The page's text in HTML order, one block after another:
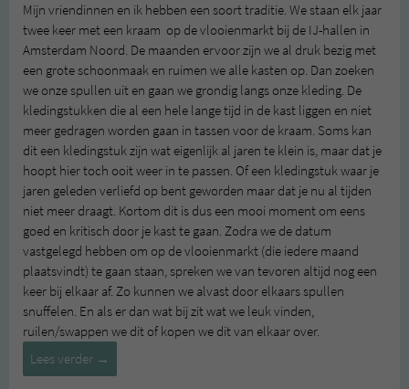
Mijn vriendinnen en ik hebben een soort traditie. We staan elk jaar
twee keer met een kraam op de vlooienmarkt bij de IJ-hallen in
Amsterdam Noord. De maanden ervoor zijn we al druk bezig met
een grote schoonmaak en ruimen we alle kasten op. Dan zoeken
we onze spullen uit en gaan we grondig langs onze kleding. De
kledingstukken die al een hele lange tijd in de kast liggen en niet
meer gedragen worden gaan in tassen voor de kraam. Soms kan
dit een kledingstuk zijn wat eigenlijk al jaren te klein is, maar dat je
hoopt hier toch ooit weer in te passen. Of een kledingstuk waar je
jaren geleden verliefd op bent geworden maar dat je nu al tijden
niet meer draagt. Kortom dit is dus een mooi moment om eens
goed en kritisch door je kast te gaan. Zodra we de datum
vastgelegd hebben om op de vlooienmarkt (die iedere maand
plaatsvindt) te gaan staan, spreken we van tevoren altijd nog een
keer bij elkaar af. Zo kunnen we alvast door elkaars spullen
snuffelen. En als er dan wat bij zit wat we leuk vinden,
ruilen/swappen we dit of kopen we dit van elkaar over.
Lees verder Outfit
of
→